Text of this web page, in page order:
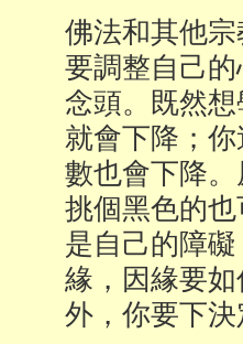
佛法和其他
要調整自己
念頭。既然
就會下降；
數也會下降
挑個黑色的
是自己的障
緣，因緣要
外，你要下